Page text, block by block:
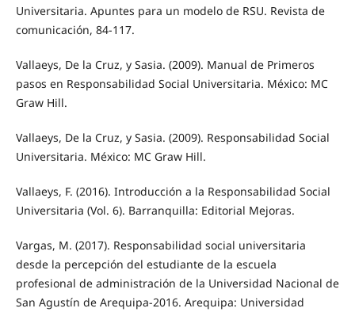
Universitaria. Apuntes para un modelo de RSU. Revista de
comunicación, 84-117.
Vallaeys, De la Cruz, y Sasia. (2009). Manual de Primeros
pasos en Responsabilidad Social Universitaria. México: MC
Graw Hill.
Vallaeys, De la Cruz, y Sasia. (2009). Responsabilidad Social
Universitaria. México: MC Graw Hill.
Vallaeys, F. (2016). Introducción a la Responsabilidad Social
Universitaria (Vol. 6). Barranquilla: Editorial Mejoras.
Vargas, M. (2017). Responsabilidad social universitaria
desde la percepción del estudiante de la escuela
profesional de administración de la Universidad Nacional de
San Agustín de Arequipa-2016. Arequipa: Universidad